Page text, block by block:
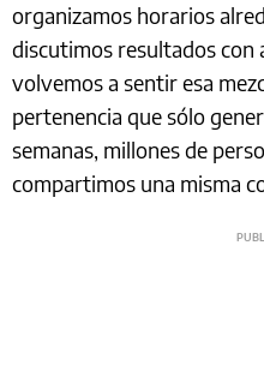
organizamos horarios
discutimos resultados con
volvemos a sentir esa
pertenencia que sólo
semanas, millones de
compartimos una misma